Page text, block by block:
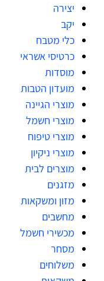
יצירה
יקב
כלי מטבח
כרטיסי אשראי
מוסדות
מועדון הטבות
מוצרי הגיינה
מוצרי חשמל
מוצרי טיפוח
מוצרי ניקיון
מוצרים לבית
מזגנים
מזון ומשקאות
מחשבים
מכשירי חשמל
מסחר
משלוחים